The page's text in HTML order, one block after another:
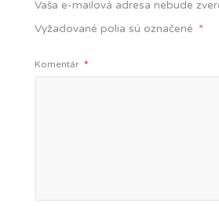
Vaša e-mailová adresa nebude
Vyžadované polia sú označené *
Komentár *